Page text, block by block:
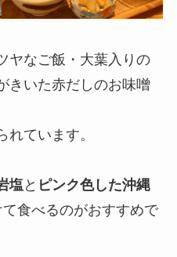
ヤなご飯・大葉入りの
きいた赤だしのお味噌
れています。
塩と ピンク色した沖縄
食べるのがおすすめで